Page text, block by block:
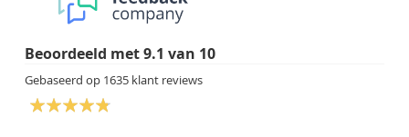
Beoordeeld met9.1 van 10
Gebaseerd op 1635 klant reviews